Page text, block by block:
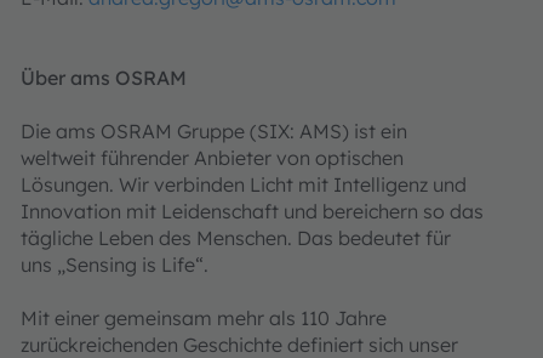
Über ams OSRAM
Die ams OSRAM Gruppe (SIX: AMS) ist ein
weltweit führender Anbieter von optischen
Lösungen. Wir verbinden Licht mit Intelligenz und
Innovation mit Leidenschaft und bereichern so das
tägliche Leben des Menschen. Das bedeutet für
uns „Sensing is Life“.
Mit einer gemeinsam mehr als 110 Jahre
zurückreichenden Geschichte definiert sich unser